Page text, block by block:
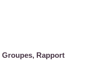
Groupes, Rapport